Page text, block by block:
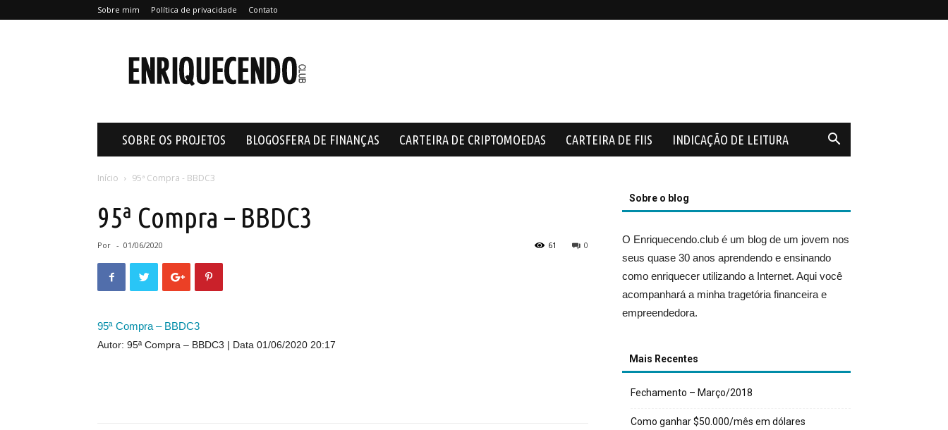
Sobre mim Política de privacidade Contato
SOBRE OS PROJETOS BLOGOSFERA DE FINANÇAS CARTEIRA DE CRIPTOMOEDAS CARTEIRA DE FIIS INDICAÇÃO DE LEITURA
Início 95ª Compra - BBDC3
95ª Compra – BBDC3
Por - 01/06/2020 0
61
95ª Compra – BBDC3
Autor: 95ª Compra – BBDC3 Data 01/06/2020 20:17
Sobre o blog
O Enriquecendo.club é um blog de um jovem nos
seus quase 30 anos aprendendo e ensinando
como enriquecer utilizando a Internet. Aqui você
acompanhará a minha tragetória financeira e
empreendedora.
Mais Recentes
Fechamento – Março/2018
Como ganhar $50.000/mês em dólares